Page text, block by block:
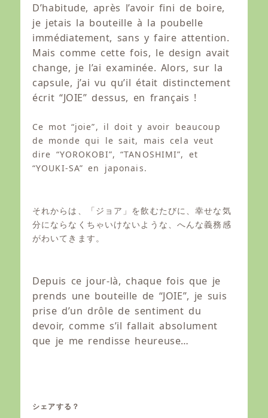
D’habitude, après l’avoir fini de boire,
je jetais la bouteille à la poubelle
immédiatement, sans y faire attention.
Mais comme cette fois, le design avait
change, je l’ai examinée. Alors, sur la
capsule, j’ai vu qu’il était distinctement
écrit “JOIE” dessus, en français !
Ce mot “joie”, il doit y avoir beaucoup
de monde qui le sait, mais cela veut
dire “YOROKOBI”, “TANOSHIMI”, et
“YOUKI-SA” en japonais.
それからは、「ジョア」を飲むたびに、幸せな気
分にならなくちゃいけないような、へんな義務感
がわいてきます。
Depuis ce jour-là, chaque fois que je
prends une bouteille de “JOIE”, je suis
prise d’un drôle de sentiment du
devoir, comme s’il fallait absolument
que je me rendisse heureuse…
シェアする？